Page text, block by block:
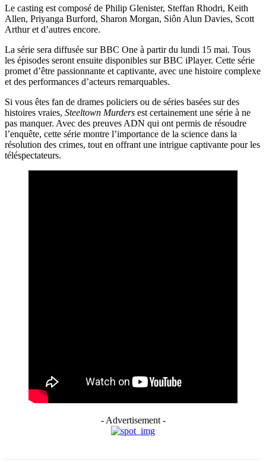
Le casting est composé de Philip Glenister, Steffan Rhodri, Keith
Allen, Priyanga Burford, Sharon Morgan, Siôn Alun Davies, Scott
Arthur et d’autres encore.
La série sera diffusée sur BBC One à partir du lundi 15 mai. Tous
les épisodes seront ensuite disponibles sur BBC iPlayer. Cette série
promet d’être passionnante et captivante, avec une histoire complexe
et des performances d’acteurs remarquables.
Si vous êtes fan de drames policiers ou de séries basées sur des
histoires vraies, Steeltown Murders est certainement une série à ne
pas manquer. Avec des preuves ADN qui ont permis de résoudre
l’enquête, cette série montre l’importance de la science dans la
résolution des crimes, tout en offrant une intrigue captivante pour les
téléspectateurs.
- Advertisement -